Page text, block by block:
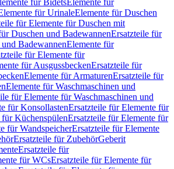
für BidetsElemente für
für UrinaleElemente für Duschen
für Elemente für Duschen mit
Duschen und BadewannenErsatzteile für
BadewannenElemente für
für Elemente für
für AusgussbeckenErsatzteile für
Elemente für ArmaturenErsatzteile für
Elemente für Waschmaschinen und
für Elemente für Waschmaschinen und
für KonsollastenErsatzteile für Elemente für
für KüchenspülenErsatzteile für Elemente für
für WandspeicherErsatzteile für Elemente
Ersatzteile für ZubehörGeberit
Ersatzteile für
für WCsErsatzteile für Elemente für